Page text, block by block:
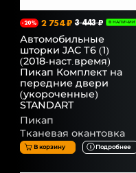
-20% 2 754 ₽ 3 443 ₽ В НАЛИЧИИ
Автомобильные
шторки JAC Т6 (1)
(2018-наст.время)
Пикап Комплект на
передние двери
(укороченные)
STANDART
Пикап
Тканевая окантовка
В корзину Подробнее